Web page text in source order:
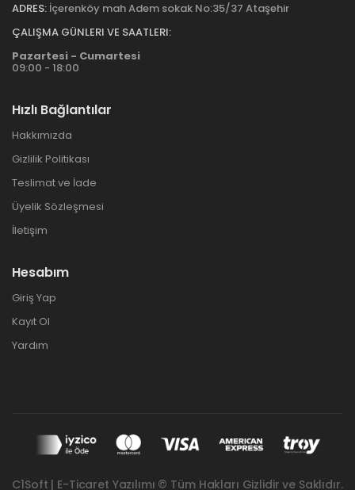
ADRES: İçerenköy mah Adem sokak No:35/37 Ataşehir
ÇALIŞMA GÜNLERI VE SAATLERI:
Pazartesi - Cumartesi
09:00 - 18:00
Hızlı Bağlantılar
Hakkımızda
Gizlilik Politikası
Teslimat ve İade
Üyelik Sözleşmesi
İletişim
Hesabım
Giriş Yap
Kayıt Ol
Yardım
C1Soft | E-Ticaret Yazılımı © Tüm Hakları Gizlidir ve Saklıdır.